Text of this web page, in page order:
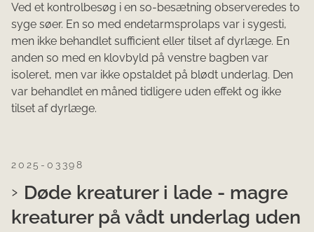
Ved et kontrolbesøg i en so-besætning observeredes to
syge søer. En so med endetarmsprolaps var i sygesti,
men ikke behandlet sufficient eller tilset af dyrlæge. En
anden so med en klovbyld på venstre bagben var
isoleret, men var ikke opstaldet på blødt underlag. Den
var behandlet en måned tidligere uden effekt og ikke
tilset af dyrlæge.
2025-03398
Døde kreaturer i lade - magre
kreaturer på vådt underlag uden